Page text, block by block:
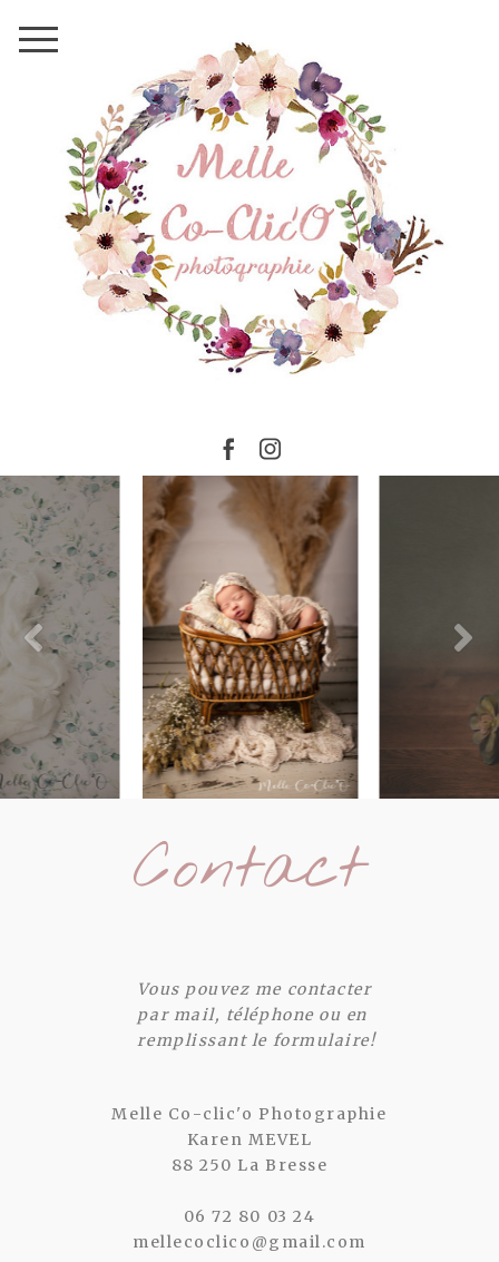
Contact
Vous pouvez me contacter
par mail, téléphone ou en
remplissant le formulaire!
Melle Co-clic'o Photographie
Karen MEVEL
88 250 La Bresse
06 72 80 03 24
mellecoclico@gmail.com